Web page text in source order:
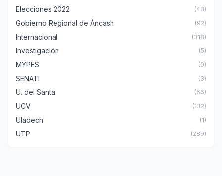
Elecciones 2022 (48)
Gobierno Regional de Áncash (92)
Internacional (318)
Investigación (5)
MYPES (0)
SENATI (3)
U. del Santa (66)
UCV (132)
Uladech (1)
UTP (289)